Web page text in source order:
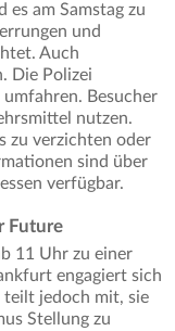
es am Samstag zu
und
Auch
Die Polizei
Besucher
nutzen.
zu verzichten oder
sind über
verfügbar.
Future
11 Uhr zu einer
engagiert sich
teilt jedoch mit, sie
Stellung zu